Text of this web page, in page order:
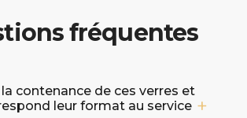
fréquentes
contenance de ces verres et
leur format au service